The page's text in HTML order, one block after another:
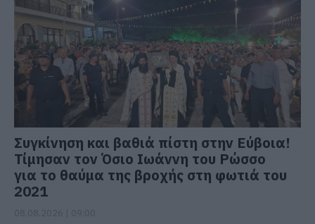
Συγκίνηση και βαθιά πίστη στην Εύβοια!
Τίμησαν τον Όσιο Ιωάννη του Ρώσσο
για το θαύμα της βροχής στη φωτιά του
2021